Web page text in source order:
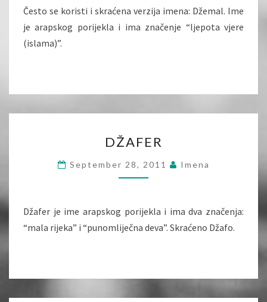
Često se koristi i skraćena verzija imena: Džemal. Ime
je arapskog porijekla i ima značenje “ljepota vjere
(islama)”.
DŽAFER
September 28, 2011 Imena
Džafer je ime arapskog porijekla i ima dva značenja:
“mala rijeka” i “punomliječna deva”. Skraćeno Džafo.